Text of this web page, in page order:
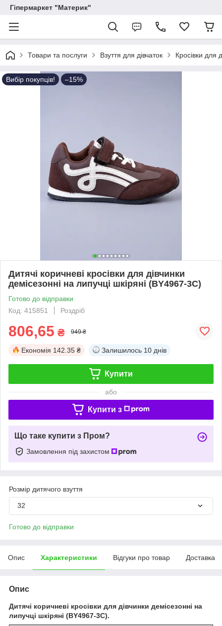
Гіпермаркет "Материк"
Товари та послуги Взуття для дівчаток Кросівки для
Вибір покупців! –15%
Дитячі коричневі кросівки для дівчинки
демісезонні на липучці шкіряні (BY4967-3C)
Готово до відправки
Код: 415851
Роздріб
806,65 ₴ 949 ₴
Економія 142.35 ₴ Залишилось 10 днів
Купити
або
Купити з
Що таке купити з Пром?
Замовлення під захистом
Розмір дитячого взуття
32
Готово до відправки
Опис Характеристики Відгуки про товар Доставка
Опис
Дитячі коричневі кросівки для дівчинки демісезонні на
липучці шкіряні (BY4967-3C).